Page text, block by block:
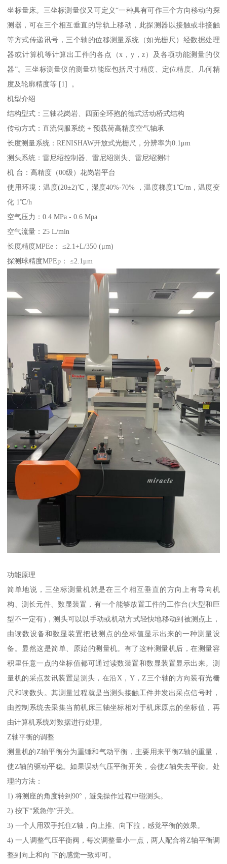
坐标量床。三坐标测量仪又可定义“一种具有可作三个方向移动的探
测器，可在三个相互垂直的导轨上移动，此探测器以接触或非接触
等方式传递讯号，三个轴的位移测量系统（如光栅尺）经数据处理
器或计算机等计算出工件的各点（x，y，z）及各项功能测量的仪
器”。三坐标测量仪的测量功能应包括尺寸精度、定位精度、几何精
度及轮廓精度等 [1] 。
机型介绍
结构型式：三轴花岗岩、四面全环抱的德式活动桥式结构
传动方式：直流伺服系统 + 预载荷高精度空气轴承
长度测量系统：RENISHAW开放式光栅尺，分辨率为0.1μm
测头系统：雷尼绍控制器、雷尼绍测头、雷尼绍测针
机 台：高精度（00级）花岗岩平台
使用环境：温度(20±2)℃，湿度40%-70% ，温度梯度1℃/m，温度变
化 1℃/h
空气压力：0.4 MPa - 0.6 Mpa
空气流量：25 L/min
长度精度MPEe： ≤2.1+L/350 (μm)
探测球精度MPEp： ≤2.1μm
功能原理
简单地说，三坐标测量机就是在三个相互垂直的方向上有导向机
构、测长元件、数显装置，有一个能够放置工件的工作台(大型和巨
型不一定有)，测头可以以手动或机动方式轻快地移动到被测点上，
由读数设备和数显装置把被测点的坐标值显示出来的一种测量设
备。显然这是简单、原始的测量机。有了这种测量机后，在测量容
积里任意一点的坐标值都可通过读数装置和数显装置显示出来。测
量机的采点发讯装置是测头，在沿X，Y，Z三个轴的方向装有光栅
尺和读数头。其测量过程就是当测头接触工件并发出采点信号时，
由控制系统去采集当前机床三轴坐标相对于机床原点的坐标值，再
由计算机系统对数据进行处理。
Z轴平衡的调整
测量机的Z轴平衡分为重锤和气动平衡，主要用来平衡Z轴的重量，
使Z轴的驱动平稳。如果误动气压平衡开关，会使Z轴失去平衡。处
理的方法：
1) 将测座的角度转到90°，避免操作过程中碰测头。
2) 按下“紧急停”开关。
3) 一个人用双手托住Z轴，向上推、向下拉，感觉平衡的效果。
4) 一人调整气压平衡阀，每次调整量小一点，两人配合将Z轴平衡调
整到向上和向 下的感觉一致即可。